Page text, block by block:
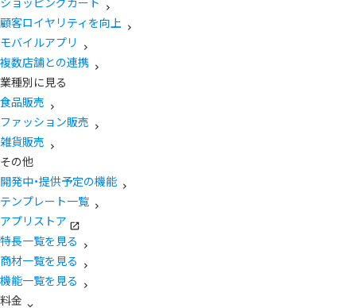
ショッピングカート
顧客ロイヤリティを向上
モバイルアプリ
複数店舗との連携
業種別に見る
食品販売
ファッション販売
雑貨販売
その他
開発中・提供予定の機能
テンプレート一覧
アプリストア
特長一覧を見る
商材一覧を見る
機能一覧を見る
料金